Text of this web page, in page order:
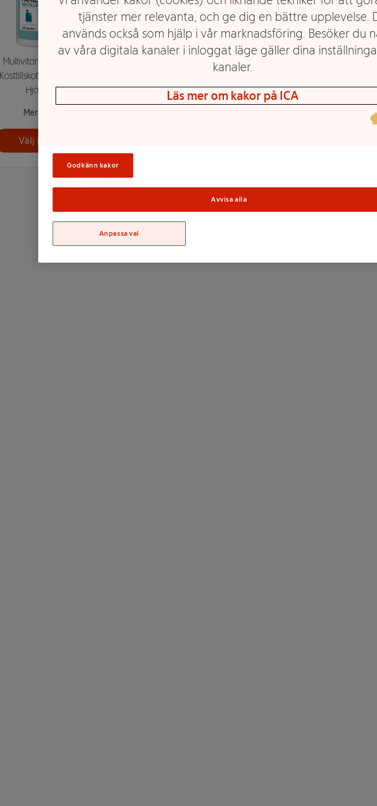
Multivitamin Familj
Kosttillskott 100st ICA
Hjärtat
Mer info
Välj butik
Hjärtat
tjänster mer relevanta, och ge dig en bättre upplevelse.
används också som hjälp i vår marknadsföring. Besöker du
av våra digitala kanaler i inloggat läge gäller dina
kanaler.
Läs mer om kakor på ICA
Godkänn kakor
Avvisa alla
Anpassa val